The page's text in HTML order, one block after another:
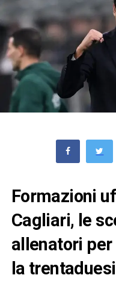
Formazioni
Cagliari, le
allenatori
la